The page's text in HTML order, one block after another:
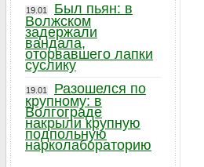
19.01
Был пьян: в
Волжском
задержали
вандала,
оторвавшего лапки
суслику
19.01
Разошелся по
крупному: в
Волгограде
накрыли крупную
подпольную
нарколабораторию